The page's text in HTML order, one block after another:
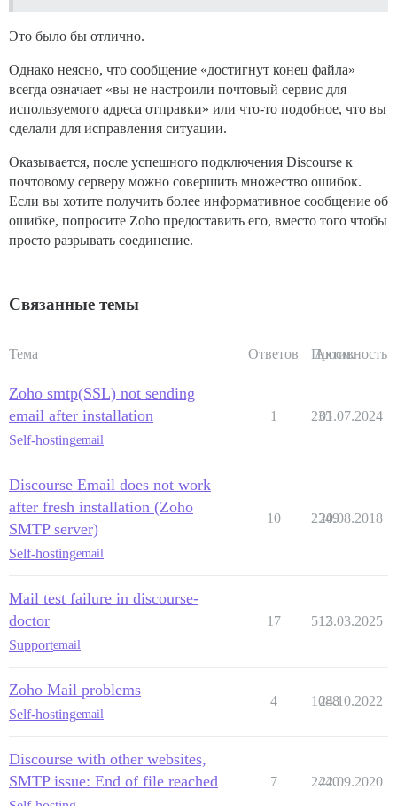
Это было бы отлично.
Однако неясно, что сообщение «достигнут конец файла»
всегда означает «вы не настроили почтовый сервис для
используемого адреса отправки» или что-то подобное, что вы
сделали для исправления ситуации.
Оказывается, после успешного подключения Discourse к
почтовому серверу можно совершить множество ошибок.
Если вы хотите получить более информативное сообщение об
ошибке, попросите Zoho предоставить его, вместо того чтобы
просто разрывать соединение.
Связанные темы
Тема Ответов Просм.
Активность
Zoho smtp(SSL) not sending
email after installation
Self-hostingemail
1 235
01.07.2024
Discourse Email does not work
after fresh installation (Zoho
SMTP server)
Self-hostingemail
10 2349
20.08.2018
Mail test failure in discourse-
doctor
Supportemail
17 512
13.03.2025
Zoho Mail problems
Self-hostingemail
4 1088
24.10.2022
Discourse with other websites,
SMTP issue: End of file reached
7 2440
22.09.2020